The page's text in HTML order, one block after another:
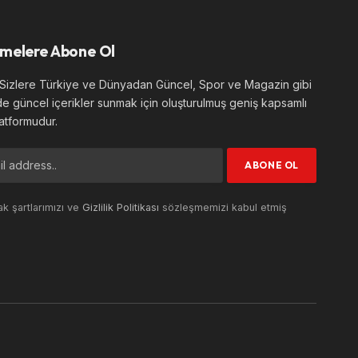
Abone Ol
Türkiye ve Dünyadan Güncel, Spor ve Magazin gibi
güncel içerikler sunmak için oluşturulmuş geniş kapsamlı
şartlarımızı ve Gizlilik Politikası sözleşmemizi kabul etmiş